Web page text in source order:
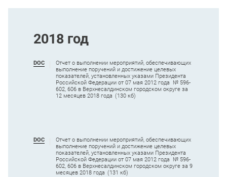
2018 год
DOC
Отчет о выполнении мероприятий, обеспечивающих
выполнение поручений и достижение целевых
показателей, установленных указами Президента
Российской Федерации от 07 мая 2012 года № 596-
602, 606 в Верхнесалдинском городском округе за
12 месяцев 2018 года (130 кб)
DOC
Отчет о выполнении мероприятий, обеспечивающих
выполнение поручений и достижение целевых
показателей, установленных указами Президента
Российской Федерации от 07 мая 2012 года № 596-
602, 606 в Верхнесалдинском городском округе за 9
месяцев 2018 года (131 кб)